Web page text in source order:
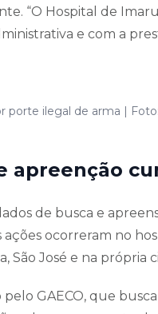
“O Hospital de
e com a
porte ilegal de arma |
apreenção
de busca e
ações ocorreram no
São José e na própria
GAECO, que